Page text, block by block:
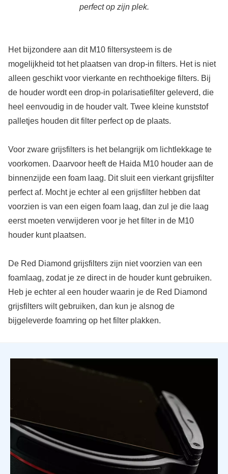
perfect op zijn plek.
Het bijzondere aan dit M10 filtersysteem is de
mogelijkheid tot het plaatsen van drop-in filters. Het is niet
alleen geschikt voor vierkante en rechthoekige filters. Bij
de houder wordt een drop-in polarisatiefilter geleverd, die
heel eenvoudig in de houder valt. Twee kleine kunststof
palletjes houden dit filter perfect op de plaats.
Voor zware grijsfilters is het belangrijk om lichtlekkage te
voorkomen. Daarvoor heeft de Haida M10 houder aan de
binnenzijde een foam laag. Dit sluit een vierkant grijsfilter
perfect af. Mocht je echter al een grijsfilter hebben dat
voorzien is van een eigen foam laag, dan zul je die laag
eerst moeten verwijderen voor je het filter in de M10
houder kunt plaatsen.
De Red Diamond grijsfilters zijn niet voorzien van een
foamlaag, zodat je ze direct in de houder kunt gebruiken.
Heb je echter al een houder waarin je de Red Diamond
grijsfilters wilt gebruiken, dan kun je alsnog de
bijgeleverde foamring op het filter plakken.